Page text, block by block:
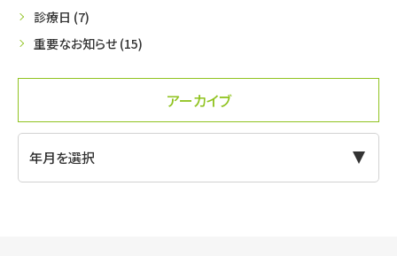
診療日 (7)
重要なお知らせ (15)
アーカイブ